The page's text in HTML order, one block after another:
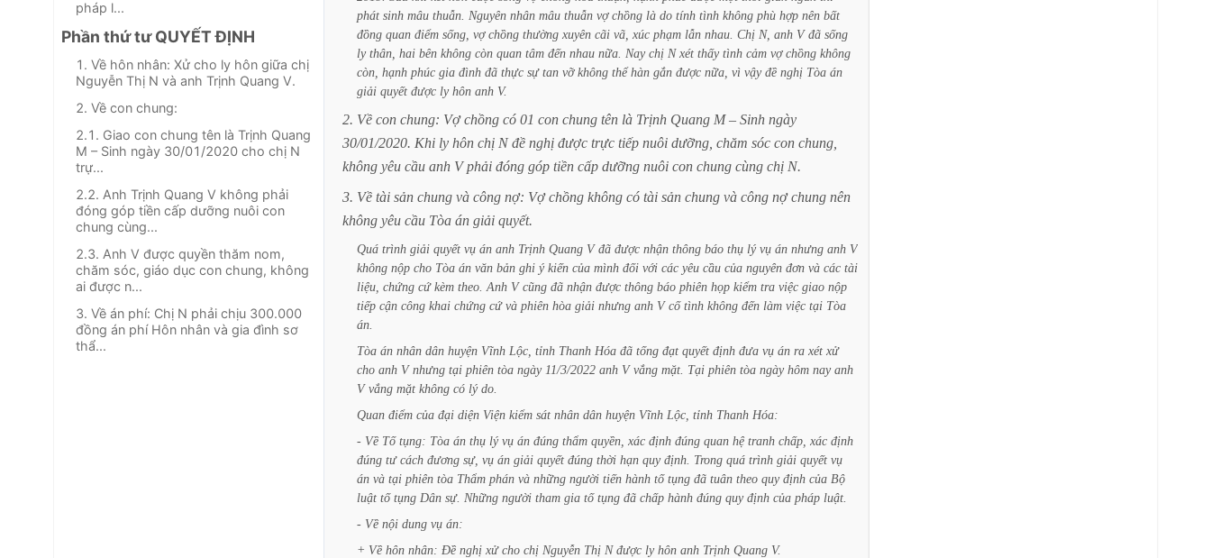
pháp l...
Phần thứ tư QUYẾT ĐỊNH
1. Về hôn nhân: Xử cho ly hôn giữa chị
Nguyễn Thị N và anh Trịnh Quang V.
2. Về con chung:
2.1. Giao con chung tên là Trịnh Quang
M – Sinh ngày 30/01/2020 cho chị N
trự...
2.2. Anh Trịnh Quang V không phải
đóng góp tiền cấp dưỡng nuôi con
chung cùng...
2.3. Anh V được quyền thăm nom,
chăm sóc, giáo dục con chung, không
ai được n...
3. Về án phí: Chị N phải chịu 300.000
đồng án phí Hôn nhân và gia đình sơ
thẩ...
phát sinh mâu thuẫn. Nguyên nhân mâu thuẫn vợ chồng là do tính tình không phù hợp nên bất
đồng quan điểm sống, vợ chồng thường xuyên cãi vã, xúc phạm lẫn nhau. Chị N, anh V đã sống
ly thân, hai bên không còn quan tâm đến nhau nữa. Nay chị N xét thấy tình cảm vợ chồng không
còn, hạnh phúc gia đình đã thực sự tan vỡ không thể hàn gắn được nữa, vì vậy đề nghị Tòa án
giải quyết được ly hôn anh V.
2. Về con chung: Vợ chồng có 01 con chung tên là Trịnh Quang M – Sinh ngày
30/01/2020. Khi ly hôn chị N đề nghị được trực tiếp nuôi dưỡng, chăm sóc con chung,
không yêu cầu anh V phải đóng góp tiền cấp dưỡng nuôi con chung cùng chị N.
3. Về tài sản chung và công nợ: Vợ chồng không có tài sản chung và công nợ chung nên
không yêu cầu Tòa án giải quyết.
Quá trình giải quyết vụ án anh Trịnh Quang V đã được nhận thông báo thụ lý vụ án nhưng anh V
không nộp cho Tòa án văn bản ghi ý kiến của mình đối với các yêu cầu của nguyên đơn và các tài
liệu, chứng cứ kèm theo. Anh V cũng đã nhận được thông báo phiên họp kiểm tra việc giao nộp
tiếp cận công khai chứng cứ và phiên hòa giải nhưng anh V cố tình không đến làm việc tại Tòa
án.
Tòa án nhân dân huyện Vĩnh Lộc, tỉnh Thanh Hóa đã tống đạt quyết định đưa vụ án ra xét xử
cho anh V nhưng tại phiên tòa ngày 11/3/2022 anh V vắng mặt. Tại phiên tòa ngày hôm nay anh
V vắng mặt không có lý do.
Quan điểm của đại diện Viện kiểm sát nhân dân huyện Vĩnh Lộc, tỉnh Thanh Hóa:
- Về Tố tụng: Tòa án thụ lý vụ án đúng thẩm quyền, xác định đúng quan hệ tranh chấp, xác định
đúng tư cách đương sự, vụ án giải quyết đúng thời hạn quy định. Trong quá trình giải quyết vụ
án và tại phiên tòa Thẩm phán và những người tiến hành tố tụng đã tuân theo quy định của Bộ
luật tố tụng Dân sự. Những người tham gia tố tụng đã chấp hành đúng quy định của pháp luật.
- Về nội dung vụ án:
+ Về hôn nhân: Đề nghị xử cho chị Nguyễn Thị N được ly hôn anh Trịnh Quang V.